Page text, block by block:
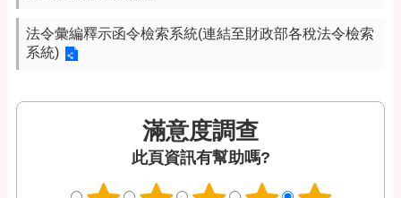
法令彙編釋示函令檢索系統(連結至財政部各稅法令檢索
系統)
滿意度調查
此頁資訊有幫助嗎?